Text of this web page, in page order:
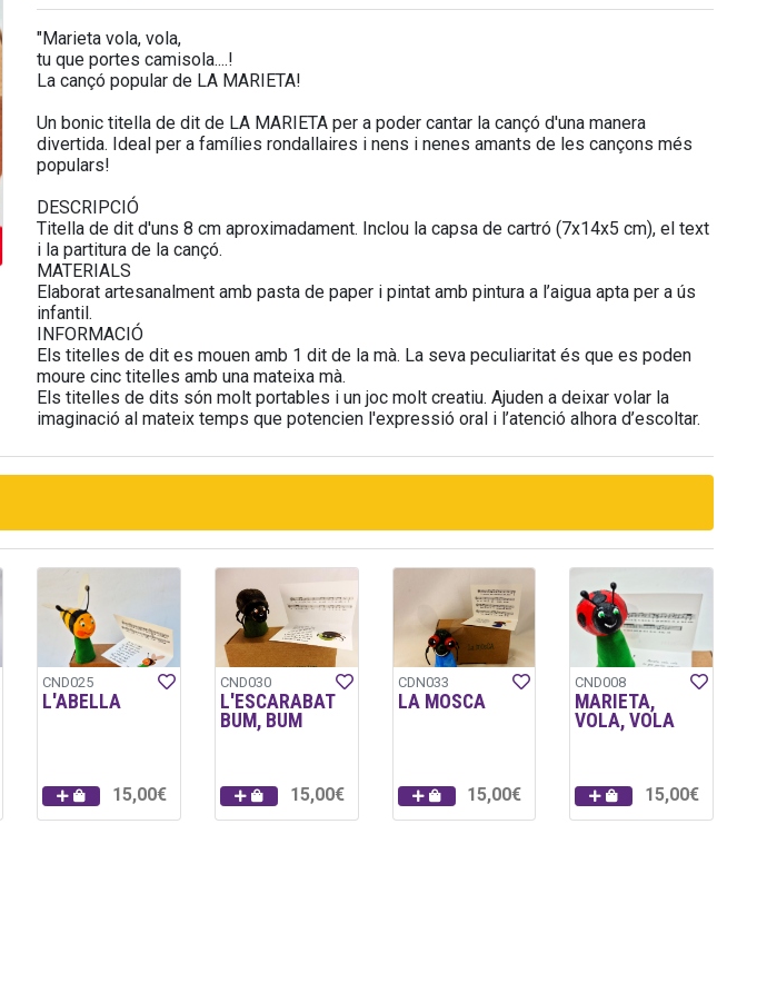
"Marieta vola, vola,
tu que portes camisola....!
La cançó popular de LA MARIETA!
Un bonic titella de dit de LA MARIETA per a poder cantar la cançó d'una manera
divertida. Ideal per a famílies rondallaires i nens i nenes amants de les cançons més
populars!
DESCRIPCIÓ
Titella de dit d'uns 8 cm aproximadament. Inclou la capsa de cartró (7x14x5 cm), el text
i la partitura de la cançó.
MATERIALS
Elaborat artesanalment amb pasta de paper i pintat amb pintura a l’aigua apta per a ús
infantil.
INFORMACIÓ
Els titelles de dit es mouen amb 1 dit de la mà. La seva peculiaritat és que es poden
moure cinc titelles amb una mateixa mà.
Els titelles de dits són molt portables i un joc molt creatiu. Ajuden a deixar volar la
imaginació al mateix temps que potencien l'expressió oral i l’atenció alhora d’escoltar.
CND025
L'ABELLA
15,00€
CND030
L'ESCARABAT
BUM, BUM
15,00€
CDN033
LA MOSCA
15,00€
CND008
MARIETA,
VOLA, VOLA
15,00€